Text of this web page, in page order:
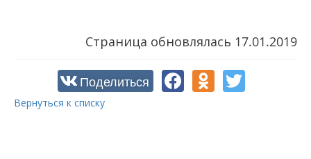
Страница обновлялась 17.01.2019
Поделиться
Вернуться к списку